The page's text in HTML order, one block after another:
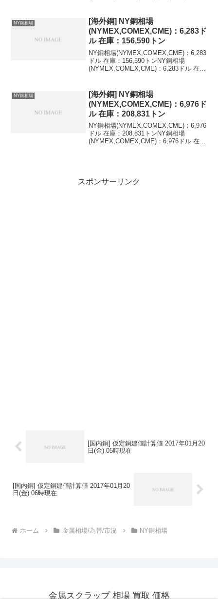
NY銅相場
[海外銅] NY銅相場
(NYMEX,COMEX,CME)：6,283ド
ル 在庫：156,590トン
NY銅相場(NYMEX,COMEX,CME)：6,283
ドル 在庫：156,590トンNY銅相場
(NYMEX,COMEX,CME)：6,283ドル 在
NY銅相場
[海外銅] NY銅相場
(NYMEX,COMEX,CME)：6,976ド
ル 在庫：208,831トン
NY銅相場(NYMEX,COMEX,CME)：6,976
ドル 在庫：208,831トンNY銅相場
(NYMEX,COMEX,CME)：6,976ドル 在
スポンサーリンク
[国内銅] 仮定銅建値計算値 2017年01月20
日(金) 05時現在
[国内銅] 仮定銅建値計算値 2017年01月20
日(金) 06時現在
ホーム 金属相場/為替/市況 NY銅相場
金属スクラップ 相場 買取 価格